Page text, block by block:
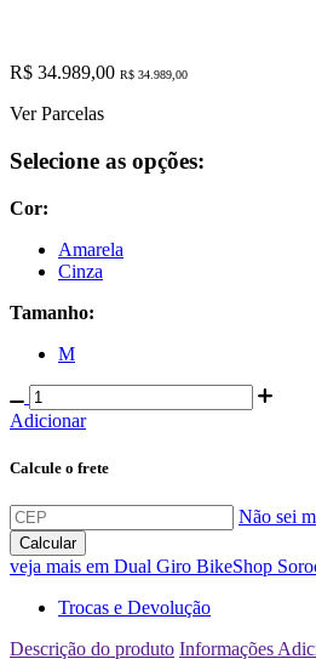
R$ 34.989,00 R$ 34.989,00
Ver Parcelas
Selecione as opções:
Cor:
Amarela
Cinza
Tamanho:
M
Adicionar
Calcule o frete
Não sei
veja mais em Dual Giro BikeShop
Trocas e Devolução
Descrição do produto Informações